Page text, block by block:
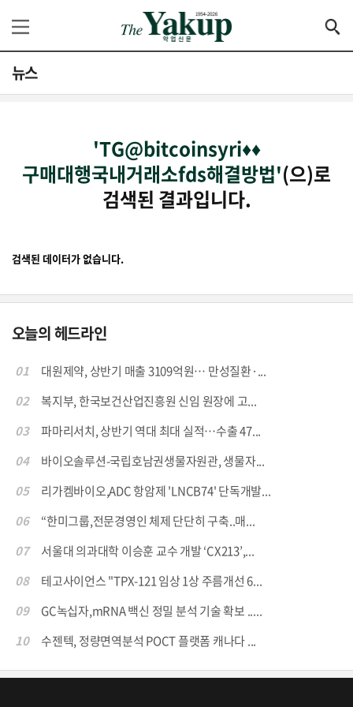
뉴스
'TG@bitcoinsyri♦♦
구매대행국내거래소fds해결방법'(으)로
검색된 결과입니다.
검색된 데이터가 없습니다.
오늘의 헤드라인
01
대원제약, 상반기 매출 3109억원… 만성질환·...
02
복지부, 한국보건산업진흥원 신임 원장에 고...
03
파마리서치, 상반기 역대 최대 실적…수출 47...
04
바이오솔루션-국립호남권생물자원관, 생물자...
05
리가켐바이오,ADC 항암제 'LNCB74' 단독개발...
06
“한미그룹,전문경영인 체제 단단히 구축..매...
07
서울대 의과대학 이승훈 교수 개발 ‘CX213’,...
08
테고사이언스 "TPX-121 임상 1상 주름개선 6...
09
GC녹십자,mRNA 백신 정밀 분석 기술 확보 .....
10
수젠텍, 정량면역분석 POCT 플랫폼 캐나다 ...